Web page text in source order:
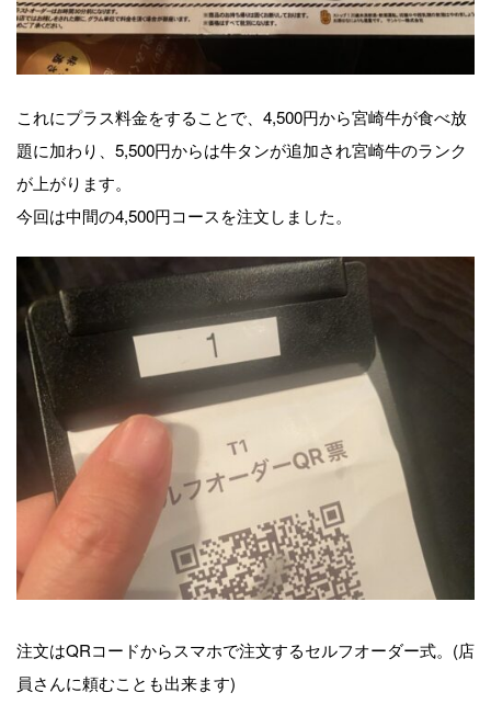
これにプラス料金をすることで、4,500円から宮崎牛が食べ放
題に加わり、5,500円からは牛タンが追加され宮崎牛のランク
が上がります。
今回は中間の4,500円コースを注文しました。
注文はQRコードからスマホで注文するセルフオーダー式。(店
員さんに頼むことも出来ます)